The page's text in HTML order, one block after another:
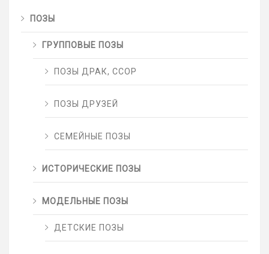
ПОЗЫ
ГРУППОВЫЕ ПОЗЫ
ПОЗЫ ДРАК, ССОР
ПОЗЫ ДРУЗЕЙ
СЕМЕЙНЫЕ ПОЗЫ
ИСТОРИЧЕСКИЕ ПОЗЫ
МОДЕЛЬНЫЕ ПОЗЫ
ДЕТСКИЕ ПОЗЫ